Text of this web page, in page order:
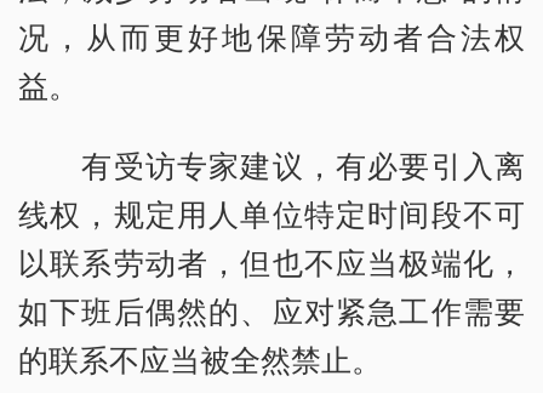
况，从而更好地保障劳动者合法权
益。
有受访专家建议，有必要引入离
线权，规定用人单位特定时间段不可
以联系劳动者，但也不应当极端化，
如下班后偶然的、应对紧急工作需要
的联系不应当被全然禁止。